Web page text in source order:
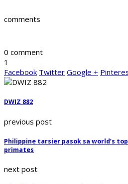
comments
0 comment
1
Facebook Twitter Google +
DWIZ 882
previous post
Philippine tarsier pasok sa world’s
primates
next post